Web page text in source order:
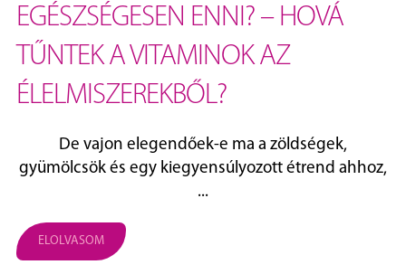
EGÉSZSÉGESEN ENNI? – HOVÁ
TŰNTEK A VITAMINOK AZ
ÉLELMISZEREKBŐL?
De vajon elegendőek-e ma a zöldségek,
gyümölcsök és egy kiegyensúlyozott étrend ahhoz,
...
ELOLVASOM